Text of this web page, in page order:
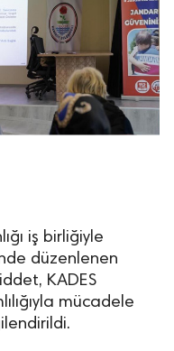
iş birliğiyle
düzenlenen
KADES
mücadele